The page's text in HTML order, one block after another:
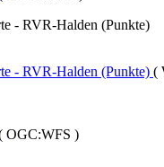
- RVR-Halden (Punkte)
- RVR-Halden (Punkte) (
OGC:WFS )